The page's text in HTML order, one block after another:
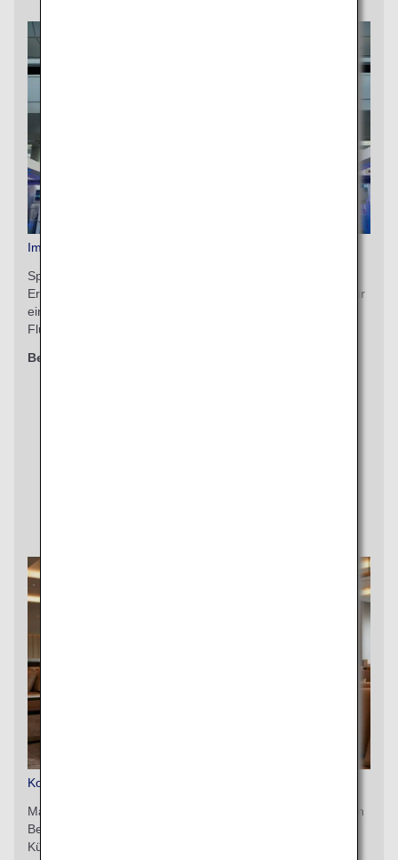
Im Voraus bezahltes Zusatzgepäck
Sparen Sie Zeit und schaffen Sie (mehr) Raum für schöne
Erinnerungen mit dem intelligenten Check-in. Sorgen Sie für
einen reibungslosen Check-in, ohne am Abflugtag am
Flughafen bezahlen zu müssen.
Berechtigte Klassen
Kostenpflichtiger Lounge-Zugang
Machen Sie das Beste aus Ihrer Wartezeit in einem privaten
Bereich. Genießen Sie Getränke und Spezialitäten des
Küchenchefs, während Sie eine angenehme Zeit am